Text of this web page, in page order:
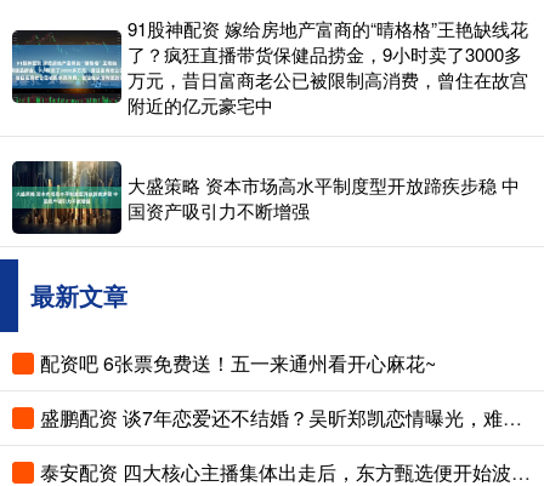
91股神配资 嫁给房地产富商的“晴格格”王艳缺线花
了？疯狂直播带货保健品捞金，9小时卖了3000多
万元，昔日富商老公已被限制高消费，曾住在故宫
附近的亿元豪宅中
大盛策略 资本市场高水平制度型开放蹄疾步稳 中
国资产吸引力不断增强
最新文章
配资吧 6张票免费送！五一来通州看开心麻花~
盛鹏配资 谈7年恋爱还不结婚？吴昕郑凯恋情曝光，难怪她看不上杜海涛
泰安配资 四大核心主播集体出走后，东方甄选便开始波股份激励背后藏着什么